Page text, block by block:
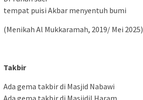
tempat puisi Akbar menyentuh bumi
(Menikah Al Mukkaramah, 2019/ Mei 2025)
Takbir
Ada gema takbir di Masjid Nabawi
Ada gema takbir di Masjidil Haram